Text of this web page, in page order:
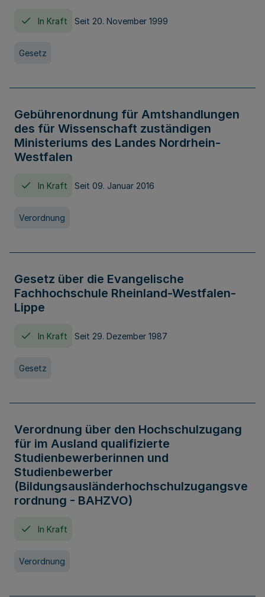
In Kraft Seit 20. November 1999
Gesetz
Gebührenordnung für Amtshandlungen
des für Wissenschaft zuständigen
Ministeriums des Landes Nordrhein-
Westfalen
In Kraft Seit 09. Januar 2016
Verordnung
Gesetz über die Evangelische
Fachhochschule Rheinland-Westfalen-
Lippe
In Kraft Seit 29. Dezember 1987
Gesetz
Verordnung über den Hochschulzugang
für im Ausland qualifizierte
Studienbewerberinnen und
Studienbewerber
(Bildungsausländerhochschulzugangsve
rordnung - BAHZVO)
In Kraft
Verordnung